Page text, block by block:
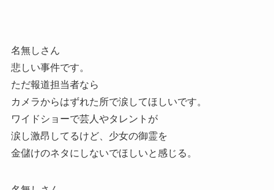
名無しさん
悲しい事件です。
ただ報道担当者なら
カメラからはずれた所で涙してほしいです。
ワイドショーで芸人やタレントが
涙し激昂してるけど、少女の御霊を
金儲けのネタにしないでほしいと感じる。